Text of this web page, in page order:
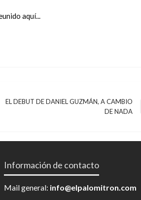
aquí...
EL DEBUT DE DANIEL GUZMÁN, A CAMBIO
DE NADA
Información de contacto
Mail general: info@elpalomitron.com